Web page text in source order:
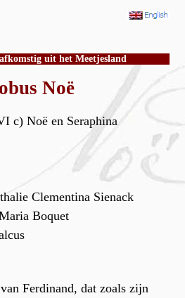
uit het Meetjesland
Noë
c) Noë en Seraphina
Clementina Sienack
Boquet
Ferdinand, dat zoals zijn